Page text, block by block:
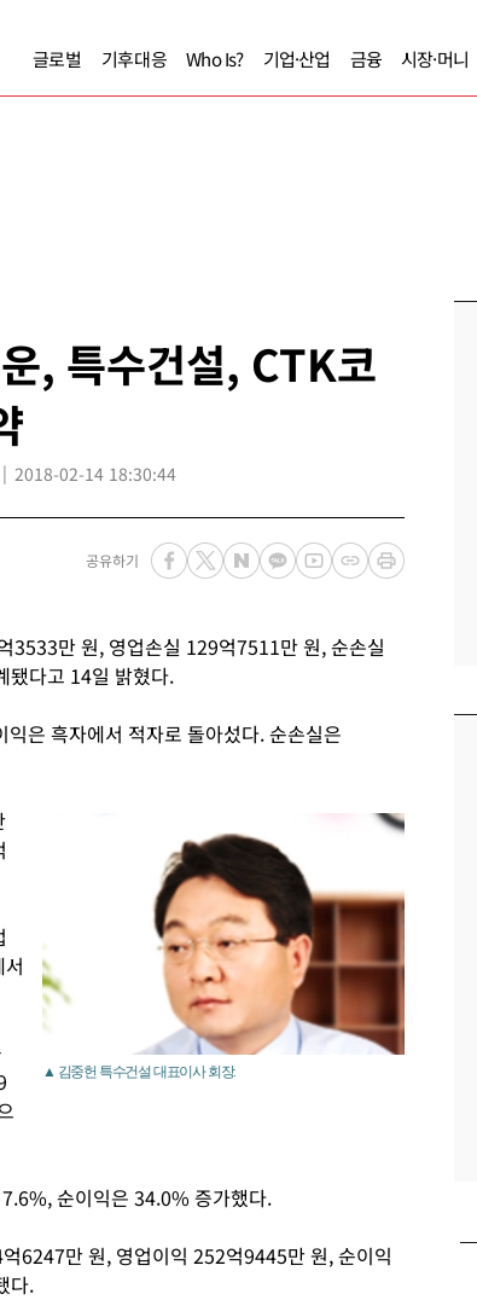
글로벌 기후대응 Who Is? 기업·산업 금융 시장·머니
, 특수건설, CTK코
2018-02-14 18:30:44
공유하기
3533만 원, 영업손실 129억7511만 원, 순손실
됐다고 14일 밝혔다.
은 흑자에서 적자로 돌아섰다. 순손실은
▲ 김중헌 특수건설 대표이사 회장.
순이익은 34.0% 증가했다.
6247만 원, 영업이익 252억9445만 원, 순이익
다.